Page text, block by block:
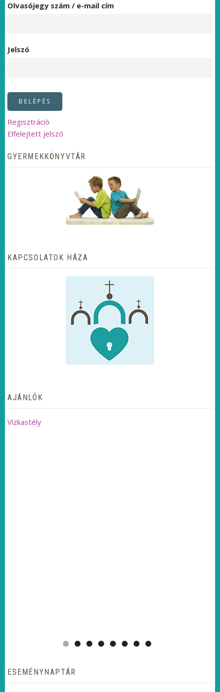
Olvasójegy szám / e-mail cím
Jelszó
Regisztráció
Elfelejtett jelszó
GYERMEKKÖNYVTÁR
KAPCSOLATOK HÁZA
AJÁNLÓK
Vízkastély
ESEMÉNYNAPTÁR